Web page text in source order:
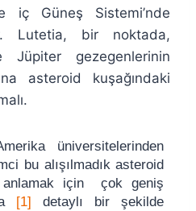
iç Güneş Sistemi’nde
Lutetia, bir noktada,
gezegenlerinin
asteroid kuşağındaki
üniversitelerinden
bu alışılmadık asteroid
anlamak için çok geniş
[1] detaylı bir şekilde